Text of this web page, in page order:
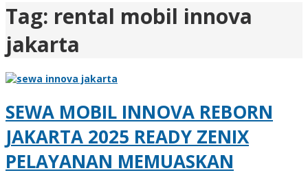
Tag: rental mobil innova
jakarta
SEWA MOBIL INNOVA REBORN
JAKARTA 2025 READY ZENIX
PELAYANAN MEMUASKAN